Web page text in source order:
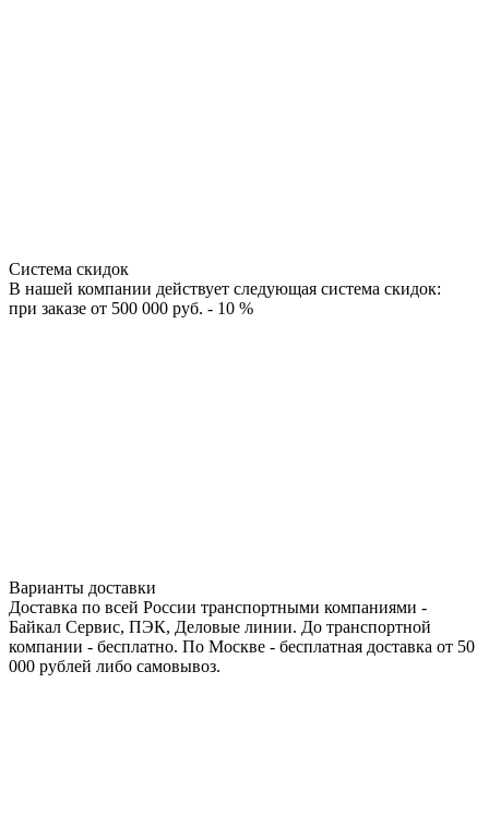
Система скидок
В нашей компании действует следующая система скидок:
при заказе от 500 000 руб. - 10 %
Варианты доставки
Доставка по всей России транспортными компаниями -
Байкал Сервис, ПЭК, Деловые линии. До транспортной
компании - бесплатно. По Москве - бесплатная доставка от 50
000 рублей либо самовывоз.